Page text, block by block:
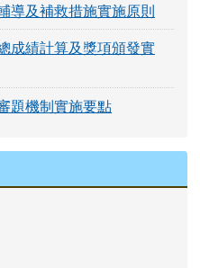
導及補救措施實施原則
成績計算及獎項頒發實
題機制實施要點